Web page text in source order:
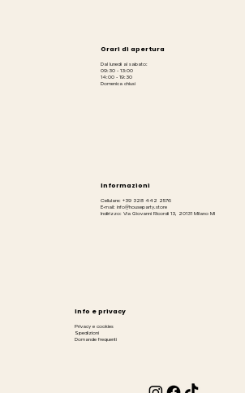
Orari di apertura
Dal lunedì al sabato:
09:30 - 13:00
14:00 - 19:30
Domenica chiusi
Informazioni
Cellulare: +39 328 442 2576
E-mail: info@houseparty.store
Indirizzo: Via Giovanni Ricordi 13, 20131 Milano MI
Info e privacy
Privacy e cookies
Spedizioni
Domande frequenti